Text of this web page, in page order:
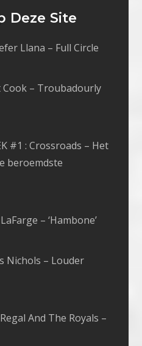
Deze Site
Llana – Full Circle
Cook – Troubadourly
#1 : Crossroads – Het
beroemdste
– ‘Hambone’
Nichols – Louder
And The Royals –